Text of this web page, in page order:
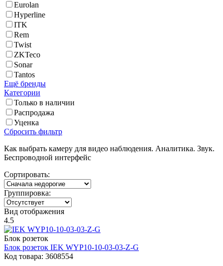
Eurolan
Hyperline
ITK
Rem
Twist
ZKTeco
Sonar
Tantos
Ещё бренды
Категории
Только в наличии
Распродажа
Уценка
Сброcить фильтр
Как выбрать камеру для видео наблюдения. Аналитика. Звук.
Беспроводной интерфейс
Сортировать:
Группировка:
Вид отображения
4.5
Блок розеток
Блок розеток IEK WYP10-10-03-03-Z-G
Код товара: 3608554